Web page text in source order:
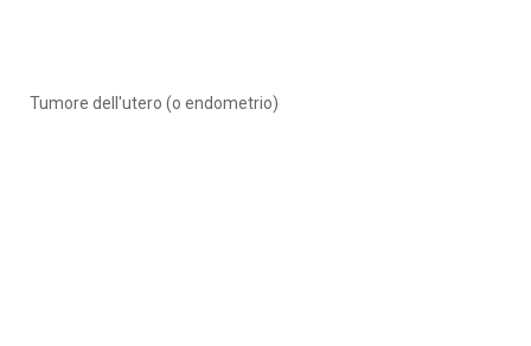
Tumore dell'utero (o endometrio)